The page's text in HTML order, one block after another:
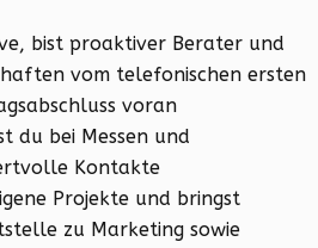
bist proaktiver Berater und
vom telefonischen ersten
voran
du bei Messen und
Kontakte
Projekte und bringst
zu Marketing sowie